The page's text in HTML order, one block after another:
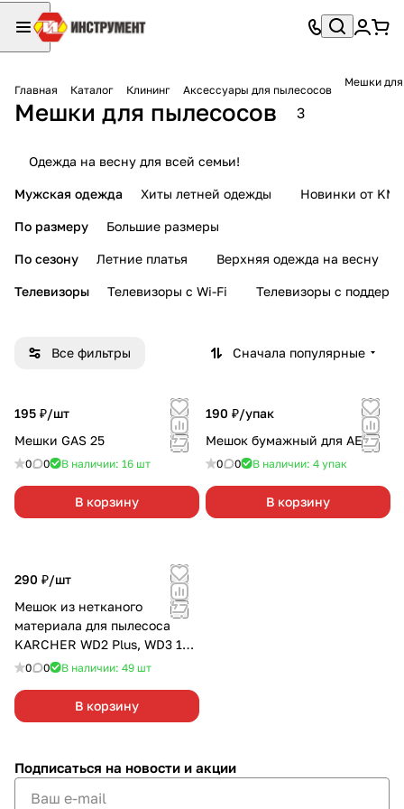
Главная Каталог Клининг Аксессуары для пылесосов
Мешки
Мешки для пылесосов 3
Одежда на весну для всей семьи!
Мужская одежда Хиты летней одежды Новинки от KMI
По размеру Большие размеры
По сезону Летние платья Верхняя одежда на весну
Телевизоры Телевизоры с Wi-Fi Телевизоры с
Все фильтры Сначала популярные
195 ₽/шт
Мешки GAS 25
0 0 В наличии: 16 шт
В корзину
190 ₽/упак
Мешок бумажный для AEG
0 0 В наличии: 4 упак
В корзину
290 ₽/шт
Мешок из нетканого
материала для пылесоса
KARCHER WD2 Plus, WD3 1
шт
0 0 В наличии: 49 шт
В корзину
Подписаться на новости и акции